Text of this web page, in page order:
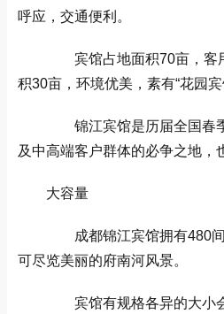
呼应，交通便利。
宾馆占地面积70亩，客
积30亩，环境优美，素有“花园宾
锦江宾馆是历届全国春
及中高端客户群体的必争之地，
大容量
成都锦江宾馆拥有480间
可尽览美丽的府南河风景。
宾馆有规格各异的大小